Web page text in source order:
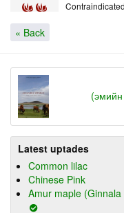
« Back
Latest uptades
Common lilac
Chinese Pink
Amur maple